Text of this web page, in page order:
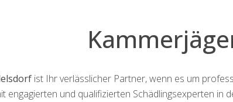
ist Ihr verlässlicher Partner, wenn es um
engagierten und qualifizierten Schädlingsexperten